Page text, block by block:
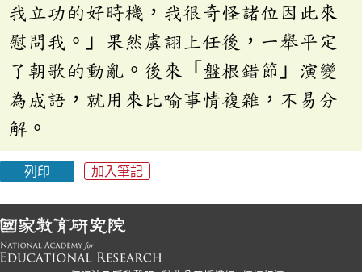
我立功的好時機，我很奇怪諸位因此來
慰問我。」果然虞詡上任後，一舉平定
了朝歌的動亂。後來「盤根錯節」演變
為成語，就用來比喻事情複雜，不易分
解。
列印 加入筆記